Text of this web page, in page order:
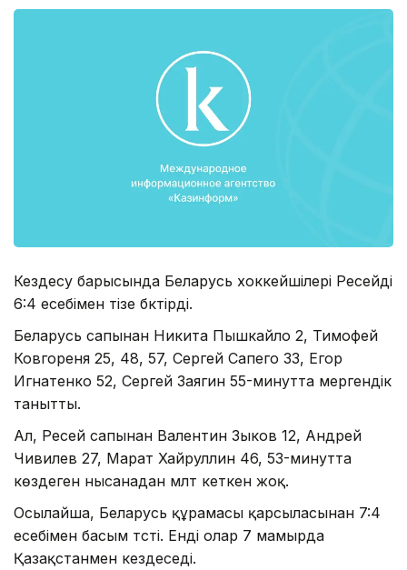
Кездесу барысында Беларусь хоккейшілері Ресейді
6:4 есебімен тізе бүктірді.
Беларусь сапынан Никита Пышкайло 2, Тимофей
Ковгореня 25, 48, 57, Сергей Сапего 33, Егор
Игнатенко 52, Сергей Заягин 55-минутта мергендік
танытты.
Ал, Ресей сапынан Валентин Зыков 12, Андрей
Чивилев 27, Марат Хайруллин 46, 53-минутта
көздеген нысанадан мүлт кеткен жоқ.
Осылайша, Беларусь құрамасы қарсыласынан 7:4
есебімен басым түсті. Енді олар 7 мамырда
Қазақстанмен кездеседі.